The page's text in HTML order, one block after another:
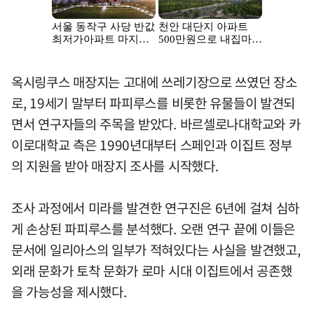
옥시링쿠스 매장지는 고대에 쓰레기장으로 쓰였던 장소
로, 19세기 말부터 파피루스를 비롯한 유물들이 발견되
면서 연구자들의 주목을 받았다. 바르셀로나대학교와 카
이로대학교 측은 1990년대부터 스페인과 이집트 정부
의 지원을 받아 매장지 조사를 시작했다.
조사 과정에서 미라를 발견한 연구진은 6년에 걸쳐 심하
게 손상된 파피루스를 분석했다. 오랜 연구 끝에 이들은
문서에 일리아스의 일부가 적혀있다는 사실을 발견했고,
외래 문화가 토착 문화가 로마 시대 이집트에서 공존했
을 가능성을 제시했다.